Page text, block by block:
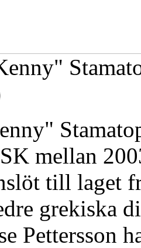
mellan
till laget
grekiska
Pettersson